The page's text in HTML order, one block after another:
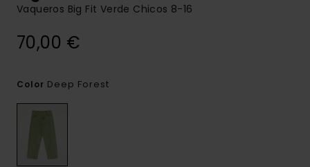
Vaqueros Big Fit Verde Chicos 8-16
70,00 €
Color Deep Forest